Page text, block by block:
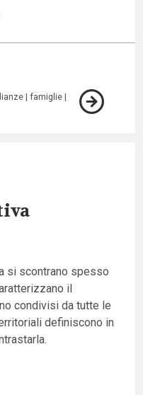
famiglie
si scontrano spesso
il
condivisi da tutte le
definiscono in